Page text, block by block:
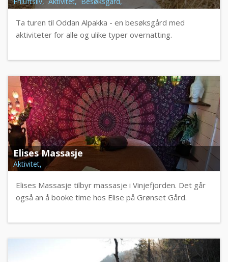
Ta turen til Oddan Alpakka - en besøksgård med
aktiviteter for alle og ulike typer overnatting.
Elises Massasje
Aktivitet,
Elises Massasje tilbyr massasje i Vinjefjorden. Det går
også an å booke time hos Elise på Grønset Gård.